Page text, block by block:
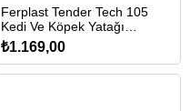
Ferplast Tender Tech 105
Kedi Ve Köpek Yatağı
107x66x5cm (Siyah)
₺1.169,00